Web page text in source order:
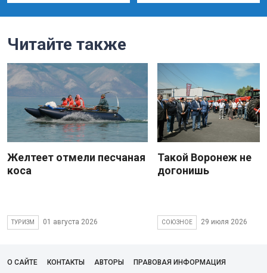
Читайте также
Желтеет отмели песчаная
коса
ТУРИЗМ 01 августа 2026
Такой Воронеж не
догонишь
СОЮЗНОЕ 29 июля 2026
О САЙТЕ КОНТАКТЫ АВТОРЫ ПРАВОВАЯ ИНФОРМАЦИЯ